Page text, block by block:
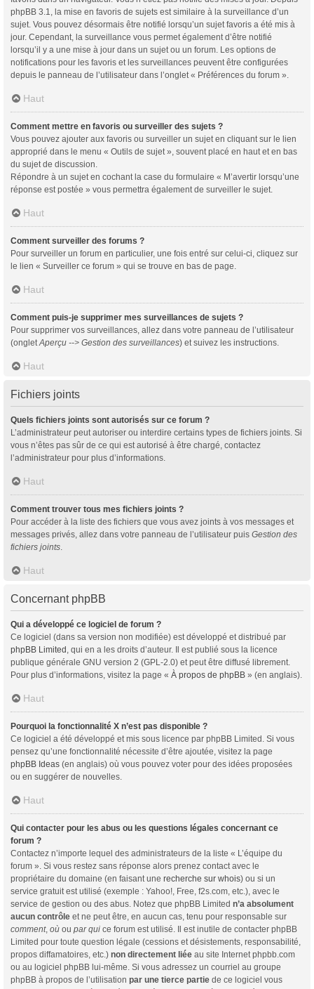
phpBB 3.1, la mise en favoris de sujets est similaire à la surveillance d’un
sujet. Vous pouvez désormais être notifié lorsqu’un sujet favoris a été mis à
jour. Cependant, la surveillance vous permet également d’être notifié
lorsqu’il y a une mise à jour dans un sujet ou un forum. Les options de
notifications pour les favoris et les surveillances peuvent être configurées
depuis le panneau de l’utilisateur dans l’onglet « Préférences du forum ».
Haut
Comment mettre en favoris ou surveiller des sujets ?
Vous pouvez ajouter aux favoris ou surveiller un sujet en cliquant sur le lien
approprié dans le menu « Outils de sujet », souvent placé en haut et en bas
du sujet de discussion.
Répondre à un sujet en cochant la case du formulaire « M’avertir lorsqu’une
réponse est postée » vous permettra également de surveiller le sujet.
Haut
Comment surveiller des forums ?
Pour surveiller un forum en particulier, une fois entré sur celui-ci, cliquez sur
le lien « Surveiller ce forum » qui se trouve en bas de page.
Haut
Comment puis-je supprimer mes surveillances de sujets ?
Pour supprimer vos surveillances, allez dans votre panneau de l’utilisateur
(ongletAperçu --> Gestion des surveillances) et suivez les instructions.
Haut
Fichiers joints
Quels fichiers joints sont autorisés sur ce forum ?
L’administrateur peut autoriser ou interdire certains types de fichiers joints. Si
vous n’êtes pas sûr de ce qui est autorisé à être chargé, contactez
l’administrateur pour plus d’informations.
Haut
Comment trouver tous mes fichiers joints ?
Pour accéder à la liste des fichiers que vous avez joints à vos messages et
messages privés, allez dans votre panneau de l’utilisateur puis Gestion des
fichiers joints.
Haut
Concernant phpBB
Qui a développé ce logiciel de forum ?
Ce logiciel (dans sa version non modifiée) est développé et distribué par
phpBB Limited , qui en a les droits d’auteur. Il est publié sous la licence
publique générale GNU version 2 (GPL-2.0) et peut être diffusé librement.
Pour plus d’informations, visitez la page « À propos de phpBB » (en anglais).
Haut
Pourquoi la fonctionnalité X n’est pas disponible ?
Ce logiciel a été développé et mis sous licence par phpBB Limited. Si vous
pensez qu’une fonctionnalité nécessite d’être ajoutée, visitez la page
phpBB Ideas (en anglais) où vous pouvez voter pour des idées proposées
ou en suggérer de nouvelles.
Haut
Qui contacter pour les abus ou les questions légales concernant ce
forum ?
Contactez n’importe lequel des administrateurs de la liste « L’équipe du
forum ». Si vous restez sans réponse alors prenez contact avec le
propriétaire du domaine (en faisant une recherche sur whois) ou si un
service gratuit est utilisé (exemple : Yahoo!, Free, f2s.com, etc.), avec le
service de gestion ou des abus. Notez que phpBB Limited n’a absolument
aucun contrôle et ne peut être, en aucun cas, tenu pour responsable sur
comment, où ou par qui ce forum est utilisé. Il est inutile de contacter phpBB
Limited pour toute question légale (cessions et désistements, responsabilité,
propos diffamatoires, etc.) non directement liée au site Internet phpbb.com
ou au logiciel phpBB lui-même. Si vous adressez un courriel au groupe
phpBB à propos de l’utilisation par une tierce partie de ce logiciel vous